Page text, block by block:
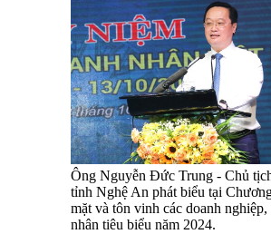
Ông Nguyễn Đức Trung - Chủ
tỉnh Nghệ An phát biểu tại
mặt và tôn vinh các doanh nghiệp,
nhân tiêu biểu năm 2024.